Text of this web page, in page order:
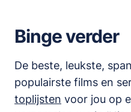
Binge verder
De beste, leukste,
populairste films en
toplijsten voor jou op